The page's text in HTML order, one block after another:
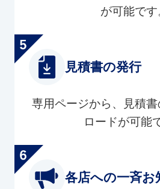
が可能です
見積書の発行
専用ページから、見積
ロードが可能
各店への一斉お